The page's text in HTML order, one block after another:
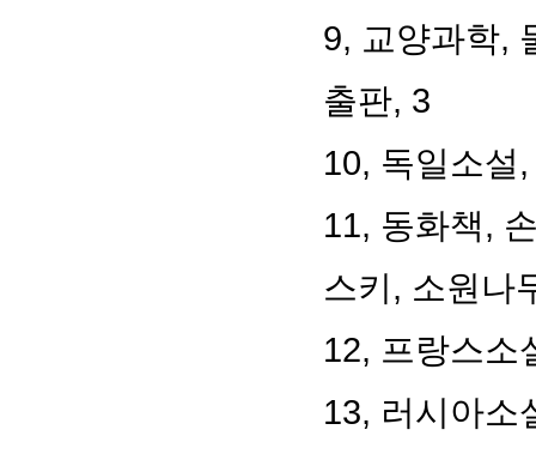
9, 교양과학,
출판, 3
10, 독일소설
11, 동화책,
스키, 소원나
12, 프랑스소
13, 러시아소